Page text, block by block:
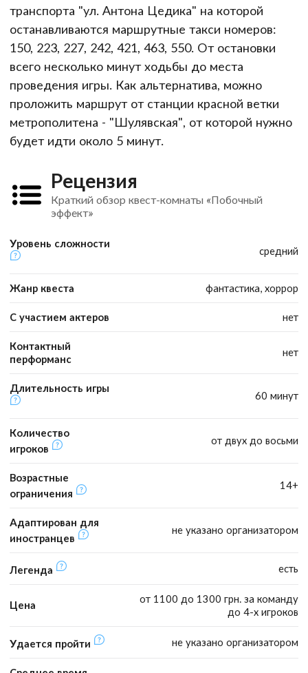
транспорта "ул. Антона Цедика" на которой
останавливаются маршрутные такси номеров:
150, 223, 227, 242, 421, 463, 550. От остановки
всего несколько минут ходьбы до места
проведения игры. Как альтернатива, можно
проложить маршрут от станции красной ветки
метрополитена - "Шулявская", от которой нужно
будет идти около 5 минут.
Рецензия
Краткий обзор квест-комнаты «Побочный
эффект»
Уровень сложности
средний
Жанр квеста фантастика, хоррор
С участием актеров нет
Контактный
перформанс
нет
Длительность игры
60 минут
Количество
игроков
от двух до восьми
Возрастные
ограничения
14+
Адаптирован для
иностранцев
не указано организатором
Легенда есть
Цена
от 1100 до 1300 грн. за команду
до 4-х игроков
Удается пройти не указано организатором